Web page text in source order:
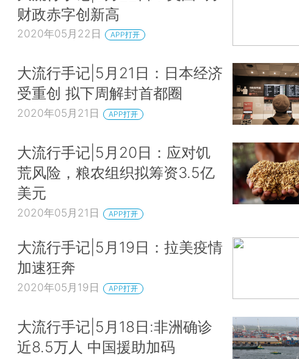
财政赤字创新高
2020年05月22日 APP打开
大流行手记|5月21日：日本经济
受重创 拟下周解封首都圈
2020年05月21日 APP打开
大流行手记|5月20日：应对饥
荒风险，粮农组织拟筹资3.5亿
美元
2020年05月21日 APP打开
大流行手记|5月19日：拉美疫情
加速狂奔
2020年05月19日 APP打开
大流行手记|5月18日:非洲确诊
近8.5万人 中国援助加码